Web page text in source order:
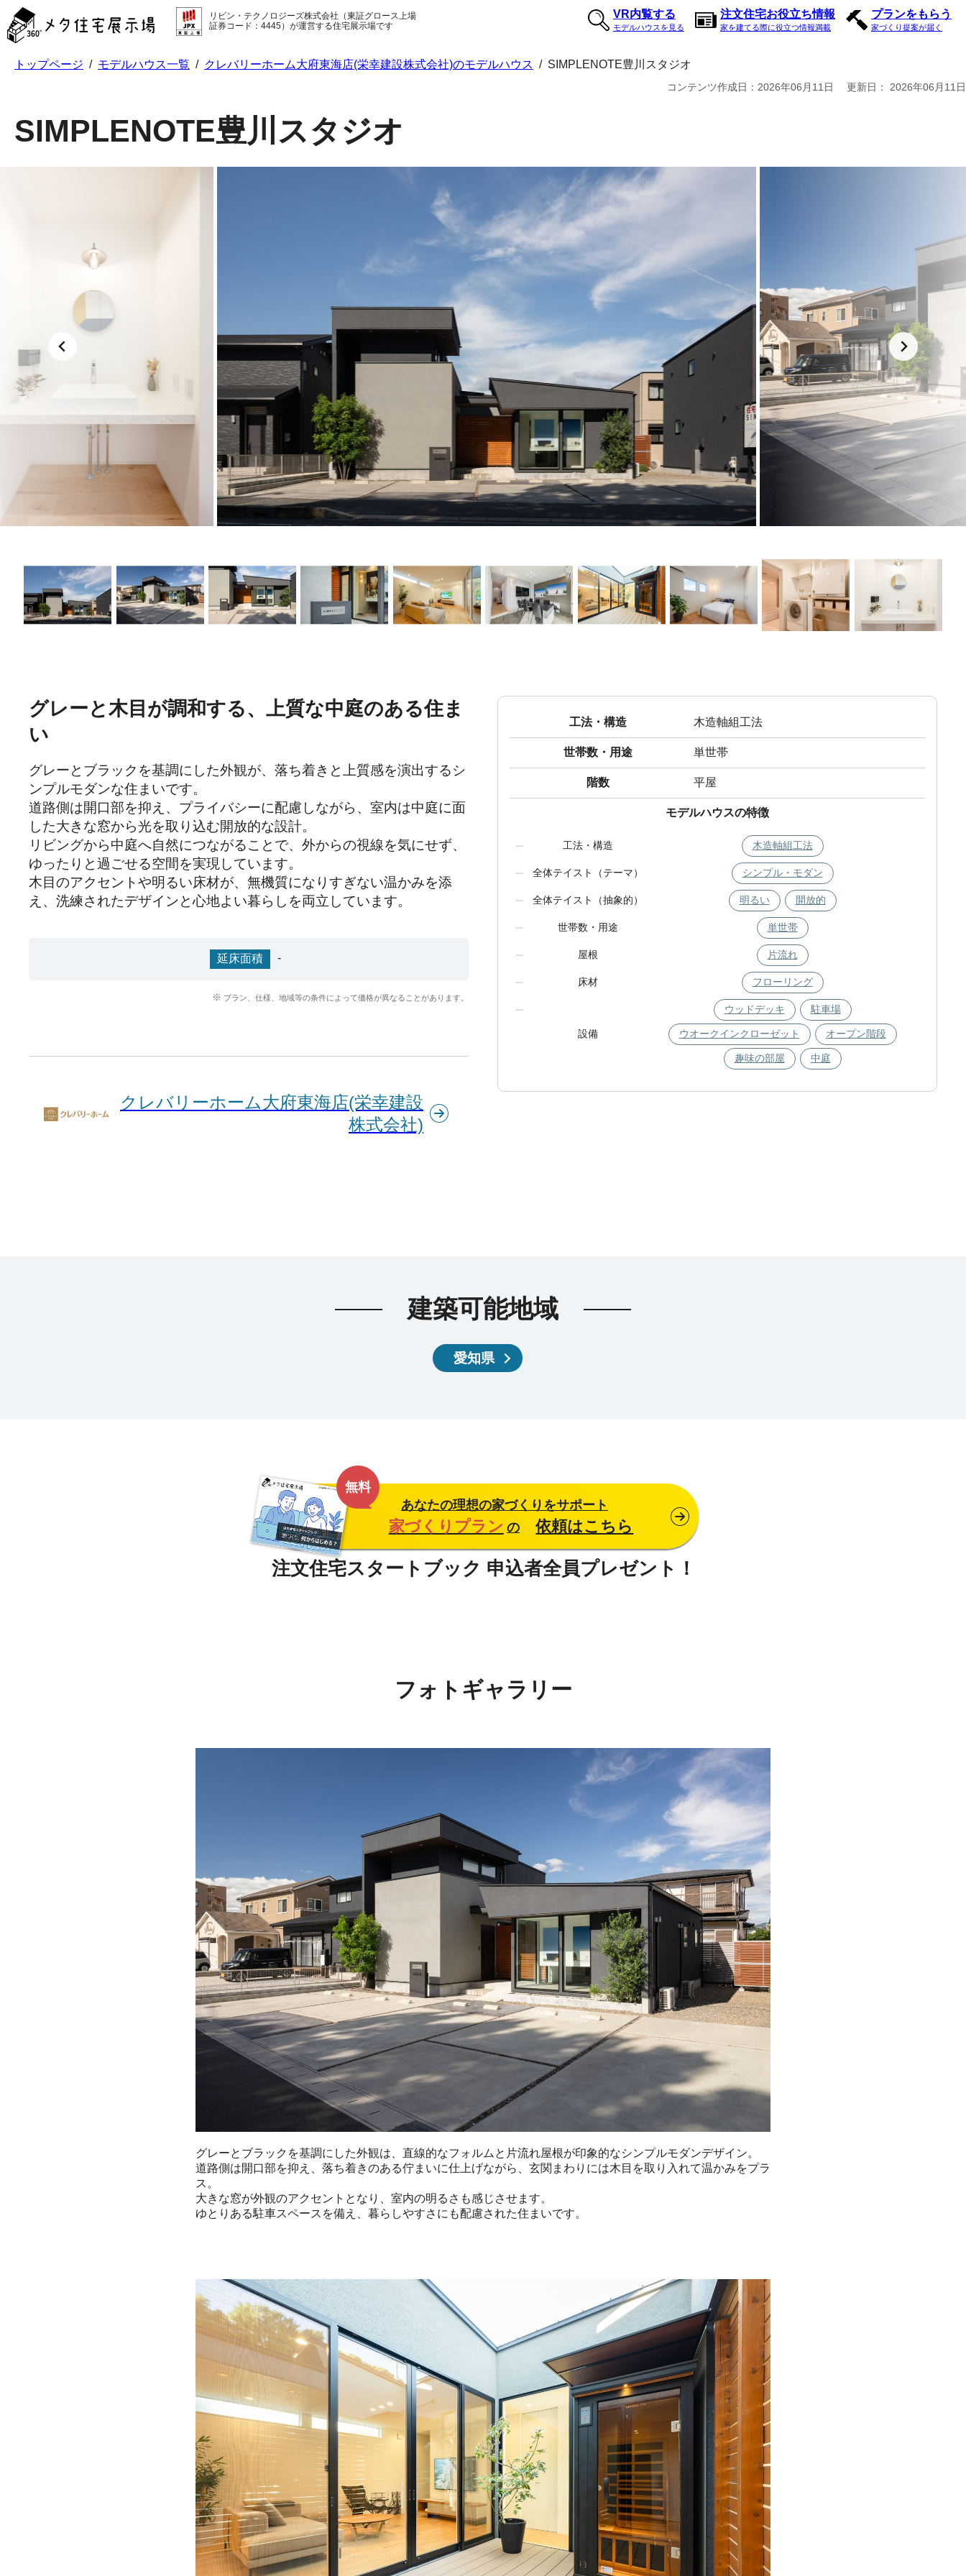
タ
住
リビン・テクノロジーズ株式会社（東証グロース上場
証券コード：4445）が運営する住宅展示場です
VR内覧する
モデルハウスを見る
注文住宅お役立ち情報
家を建てる際に役立つ情報満載
プランをもらう
家づくり提案が届く
トップページ / モデルハウス一覧 / クレバリーホーム大府東海店(栄幸建設株式会社)のモデルハウス / SIMPLENOTE豊川スタジオ
コンテンツ作成日： 2026年06月11日 更新日： 2026年06月11日
SIMPLENOTE豊川スタジオ
グレーと木目が調和する、上質な中庭のある住ま
い
グレーとブラックを基調にした外観が、落ち着きと上質感を演出するシ
ンプルモダンな住まいです。
道路側は開口部を抑え、プライバシーに配慮しながら、室内は中庭に面
した大きな窓から光を取り込む開放的な設計。
リビングから中庭へ自然につながることで、外からの視線を気にせず、
ゆったりと過ごせる空間を実現しています。
木目のアクセントや明るい床材が、無機質になりすぎない温かみを添
え、洗練されたデザインと心地よい暮らしを両立しています。
延床面積 -
プラン、仕様、地域等の条件によって価格が異なることがあります。
クレバリーホーム大府東海店(栄幸建設
株式会社)
工法・構造 木造軸組工法
世帯数・用途 単世帯
階数 平屋
モデルハウスの特徴
工法・構造 木造軸組工法
全体テイスト（テーマ） シンプル・モダン
全体テイスト（抽象的） 明るい 開放的
世帯数・用途 単世帯
屋根 片流れ
床材 フローリング
設備
ウッドデッキ 駐車場
ウオークインクローゼット オープン階段
趣味の部屋 中庭
建築可能地域
愛知県
無料
あなたの理想の家づくりをサポート
家づくりプラン の 依頼はこちら
フォトギャラリー
グレーとブラックを基調にした外観は、直線的なフォルムと片流れ屋根が印象的なシンプルモダンデザイン。
道路側は開口部を抑え、落ち着きのある佇まいに仕上げながら、玄関まわりには木目を取り入れて温かみをプラ
ス。
大きな窓が外観のアクセントとなり、室内の明るさも感じさせます。
ゆとりある駐車スペースを備え、暮らしやすさにも配慮された住まいです。